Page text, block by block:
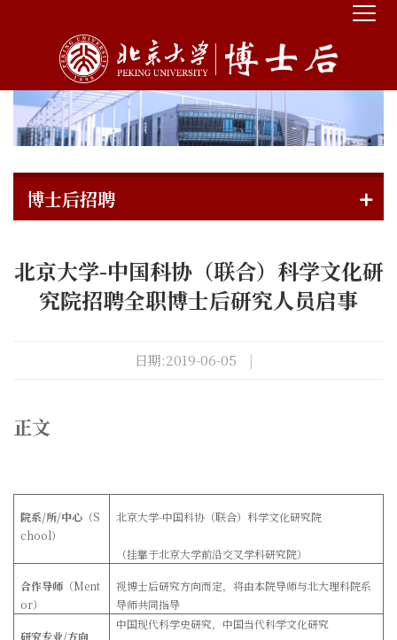
博士后招聘
北京大学-中国科协（联合）科学文化研
究院招聘全职博士后研究人员启事
日期:2019-06-05 |
正文
院系/所/中心 （S
chool）
北京大学-中国科协（联合）科学文化研究院
（挂靠于北京大学前沿交叉学科研究院）
合作导师 （Ment
or）
视博士后研究方向而定，将由本院导师与北大理科院系
导师共同指导
研究专业/方向
中国现代科学史研究，中国当代科学文化研究